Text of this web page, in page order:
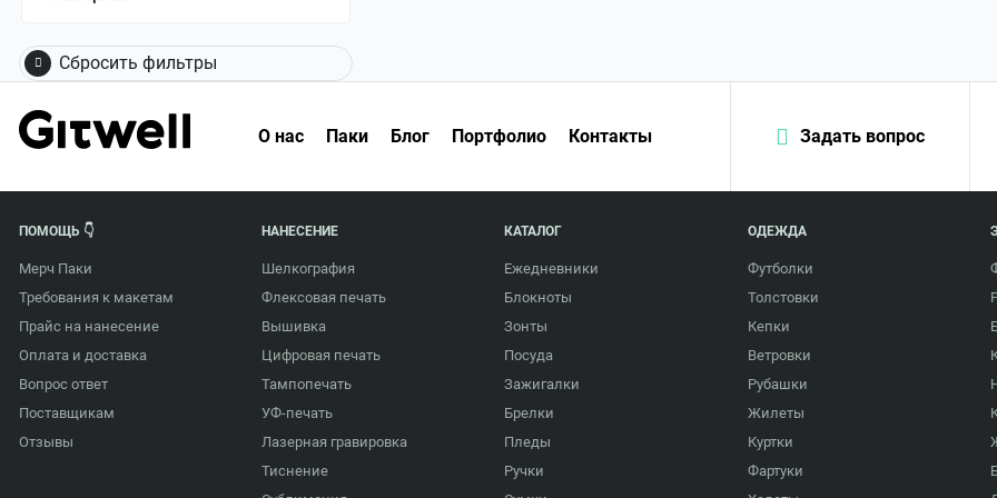
Сбросить фильтры
О нас Паки Блог Портфолио Контакты Задать вопрос
ПОМОЩЬ 👇
Мерч Паки
Требования к макетам
Прайс на нанесение
Оплата и доставка
Вопрос ответ
Поставщикам
Отзывы
НАНЕСЕНИЕ
Шелкография
Флексовая печать
Вышивка
Цифровая печать
Тампопечать
УФ-печать
Лазерная гравировка
Тиснение
КАТАЛОГ
Ежедневники
Блокноты
Зонты
Посуда
Зажигалки
Брелки
Пледы
Ручки
ОДЕЖДА
Футболки
Толстовки
Кепки
Ветровки
Рубашки
Жилеты
Куртки
Фартуки